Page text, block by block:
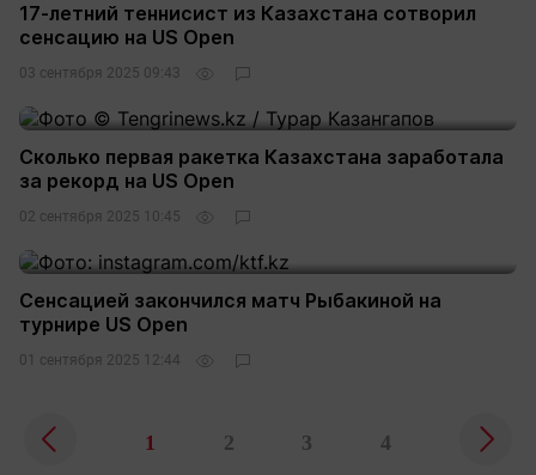
17-летний теннисист из Казахстана сотворил
сенсацию на US Open
03 сентября 2025 09:43
Сколько первая ракетка Казахстана заработала
за рекорд на US Open
02 сентября 2025 10:45
Сенсацией закончился матч Рыбакиной на
турнире US Open
01 сентября 2025 12:44
1 2 3 4